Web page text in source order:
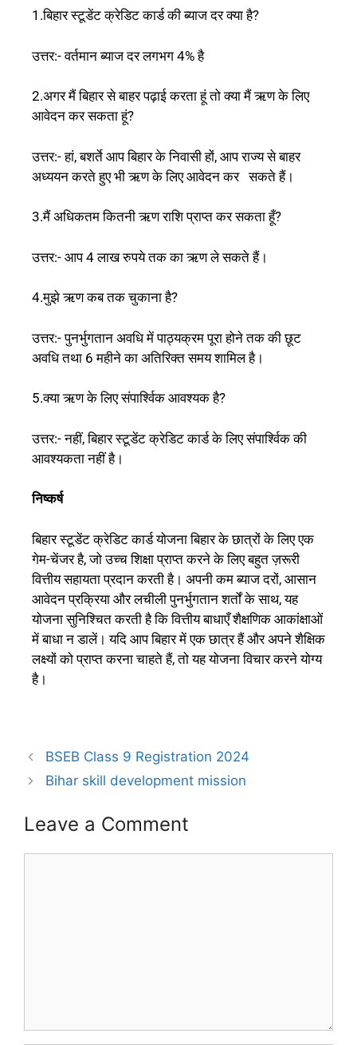
1.बिहार स्टूडेंट क्रेडिट कार्ड की ब्याज दर क्या है?
उत्तर:- वर्तमान ब्याज दर लगभग 4% है
2.अगर मैं बिहार से बाहर पढ़ाई करता हूं तो क्या मैं ऋण के लिए
आवेदन कर सकता हूं?
उत्तर:- हां, बशर्ते आप बिहार के निवासी हों, आप राज्य से बाहर
अध्ययन करते हुए भी ऋण के लिए आवेदन कर सकते हैं।
3.मैं अधिकतम कितनी ऋण राशि प्राप्त कर सकता हूँ?
उत्तर:- आप 4 लाख रुपये तक का ऋण ले सकते हैं।
4.मुझे ऋण कब तक चुकाना है?
उत्तर:- पुनर्भुगतान अवधि में पाठ्यक्रम पूरा होने तक की छूट
अवधि तथा 6 महीने का अतिरिक्त समय शामिल है।
5.क्या ऋण के लिए संपार्श्विक आवश्यक है?
उत्तर:- नहीं, बिहार स्टूडेंट क्रेडिट कार्ड के लिए संपार्श्विक की
आवश्यकता नहीं है।
निष्कर्ष
बिहार स्टूडेंट क्रेडिट कार्ड योजना बिहार के छात्रों के लिए एक
गेम-चेंजर है, जो उच्च शिक्षा प्राप्त करने के लिए बहुत ज़रूरी
वित्तीय सहायता प्रदान करती है। अपनी कम ब्याज दरों, आसान
आवेदन प्रक्रिया और लचीली पुनर्भुगतान शर्तों के साथ, यह
योजना सुनिश्चित करती है कि वित्तीय बाधाएँ शैक्षणिक आकांक्षाओं
में बाधा न डालें। यदि आप बिहार में एक छात्र हैं और अपने शैक्षिक
लक्ष्यों को प्राप्त करना चाहते हैं, तो यह योजना विचार करने योग्य
है।
BSEB Class 9 Registration 2024
Bihar skill development mission
Leave a Comment